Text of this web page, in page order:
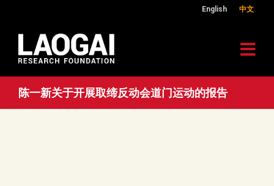
English 中文
陈一新关于开展取缔反动会道门运动的报告